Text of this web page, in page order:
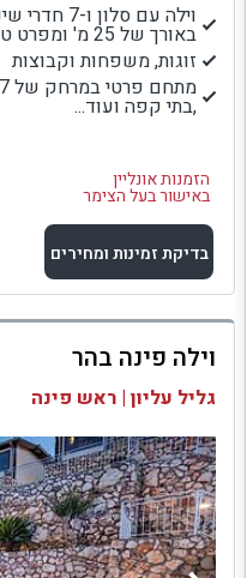
וילה עם
באורך של 25 מ' ומפרט טכני עשיר
זוגות, משפחות וקבוצות
,בתי קפה ועוד...
הזמנות אונליין
באישור בעל הצימר
בדיקת זמינות ומחירים
למתחם זה
בדיקת זמינות ומחירים
וילה פינה בהר
גליל עליון | ראש פינה